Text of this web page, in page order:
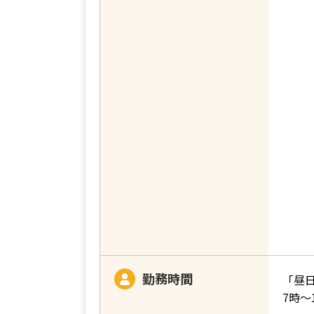
勤務時間
「昼
7時